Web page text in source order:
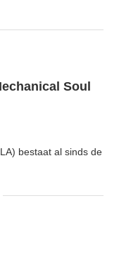
Soul
bestaat al sinds de